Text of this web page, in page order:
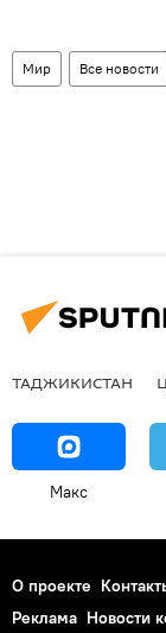
Мир Все новости
ТАДЖИКИСТАН
Макс
О проекте
Реклама Новости